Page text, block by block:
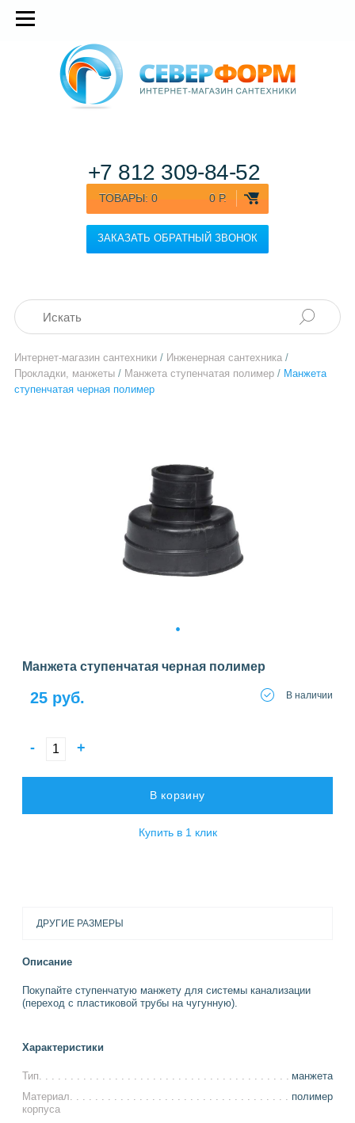
ТОВАРЫ: 0 0 Р.
ЗАКАЗАТЬ ОБРАТНЫЙ ЗВОНОК
+7 812 309-84-52
Интернет-магазин сантехники / Инженерная сантехника /
Прокладки, манжеты / Манжета ступенчатая полимер / Манжета
ступенчатая черная полимер
1
Манжета ступенчатая черная полимер
25 руб. В наличии
- +
В корзину
Купить в 1 клик
ДРУГИЕ РАЗМЕРЫ
Описание
Покупайте ступенчатую манжету для системы канализации
(переход с пластиковой трубы на чугунную).
Характеристики
Тип
манжета
Материал
корпуса
полимер